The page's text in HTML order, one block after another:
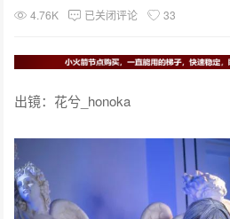
4.76K
已关闭评论 33
出镜：花兮_honoka